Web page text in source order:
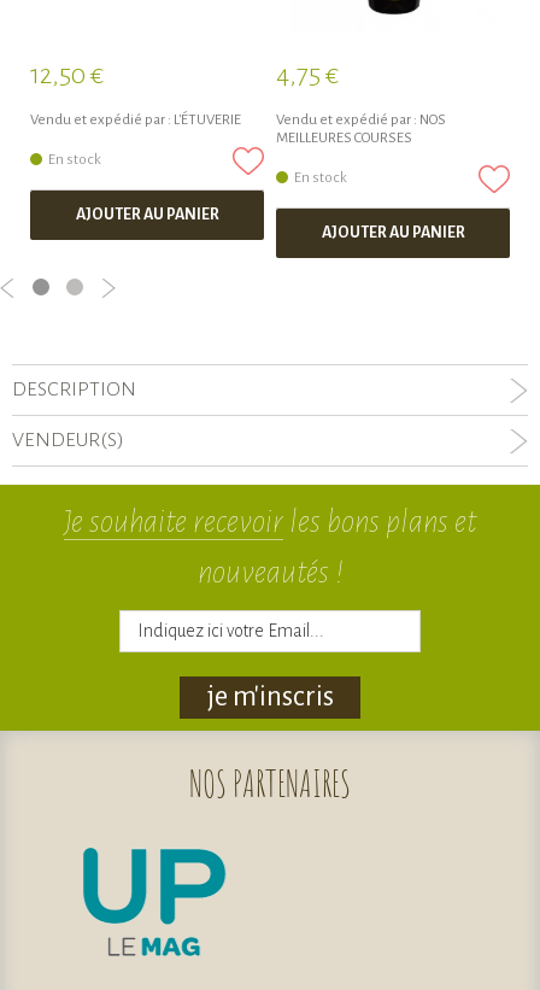
12,50 €
Vendu et expédié par : L'ÉTUVERIE
En stock
AJOUTER AU PANIER
4,75 €
Vendu et expédié par : NOS
MEILLEURES COURSES
En stock
AJOUTER AU PANIER
DESCRIPTION
VENDEUR(S)
Je souhaite recevoirles bons plans et
nouveautés !
je m'inscris
NOS PARTENAIRES